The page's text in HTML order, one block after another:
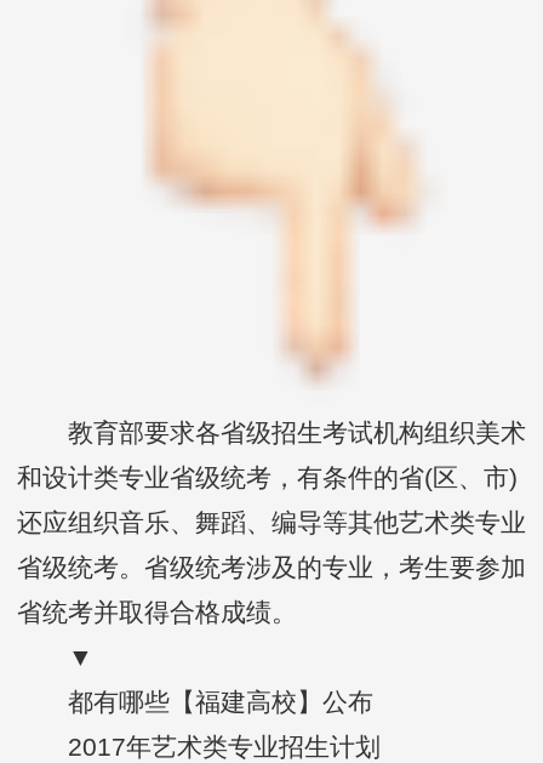
教育部要求各省级招生考试机构组织美术
和设计类专业省级统考，有条件的省(区、市)
还应组织音乐、舞蹈、编导等其他艺术类专业
省级统考。省级统考涉及的专业，考生要参加
省统考并取得合格成绩。
▼
都有哪些【福建高校】公布
2017年艺术类专业招生计划